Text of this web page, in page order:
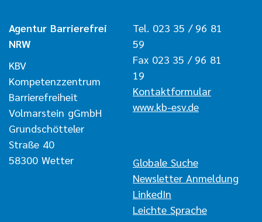
Agentur Barrierefrei
NRW
KBV
Kompetenzzentrum
Barrierefreiheit
Volmarstein gGmbH
Grundschötteler
Straße 40
58300 Wetter
Tel. 023 35 / 96 81
59
Fax 023 35 / 96 81
19
Kontaktformular
www.kb-esv.de
Navigation überspringen
Globale Suche
Newsletter Anmeldung
LinkedIn
Leichte Sprache